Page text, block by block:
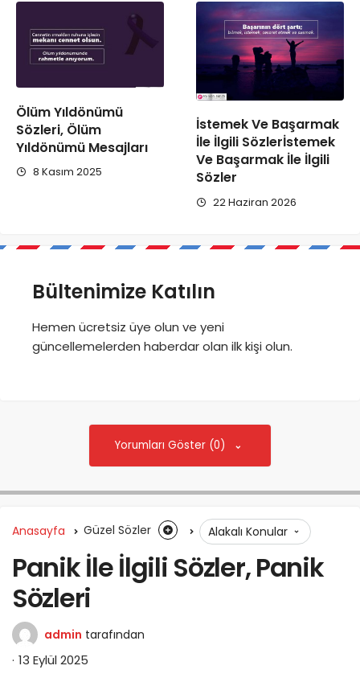
Ölüm Yıldönümü
Sözleri, Ölüm
Yıldönümü Mesajları
8 Kasım 2025
İstemek Ve Başarmak
İle İlgili Sözlerİstemek
Ve Başarmak İle İlgili
Sözler
22 Haziran 2026
Bültenimize Katılın
Hemen ücretsiz üye olun ve yeni
güncellemelerden haberdar olan ilk kişi olun.
Yorumları Göster (0)
Anasayfa Güzel Sözler Alakalı Konular
Panik İle İlgili Sözler, Panik
Sözleri
admin tarafından
13 Eylül 2025